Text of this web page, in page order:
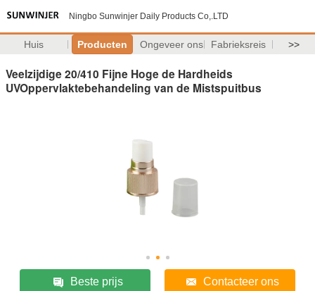
Ningbo Sunwinjer Daily Products Co,.LTD
Huis Producten Ongeveer ons Fabrieksreis >>
Veelzijdige 20/410 Fijne Hoge de Hardheids
UVOppervlaktebehandeling van de Mistspuitbus
Beste prijs Contacteer ons